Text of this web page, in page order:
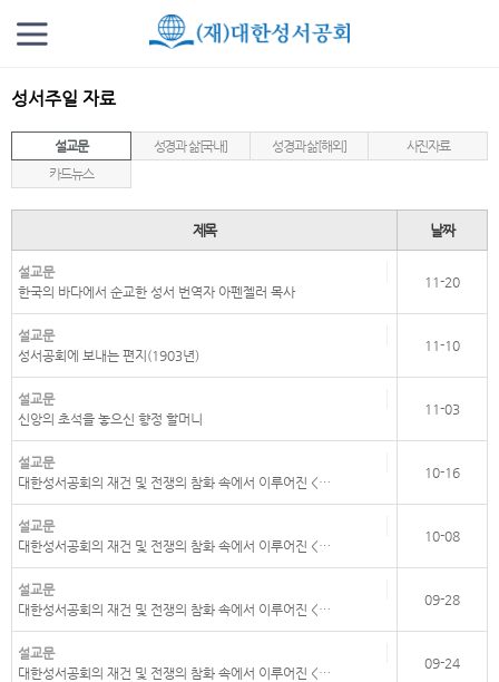
성서주일 자료
설교문 성경과 삶[국내] 성경과 삶[해외]
사진자료
카드뉴스
제목 날짜
설교문
한국의 바다에서 순교한 성서 번역자 아펜젤러 목사
11-20
설교문
성서공회에 보내는 편지(1903년)
11-10
설교문
신앙의 초석을 놓으신 향정 할머니
11-03
설교문
대한성서공회의 재건 및 전쟁의 참화 속에서 이루어진 <…
10-16
설교문
대한성서공회의 재건 및 전쟁의 참화 속에서 이루어진 <…
10-08
설교문
대한성서공회의 재건 및 전쟁의 참화 속에서 이루어진 <…
09-28
설교문
대한성서공회의 재건 및 전쟁의 참화 속에서 이루어진 <…
09-24